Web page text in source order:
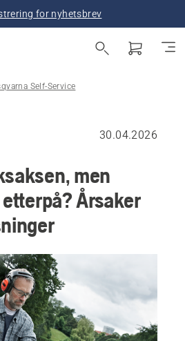
for nyhetsbrev
Self-Service
30.04.2026
men
Årsaker